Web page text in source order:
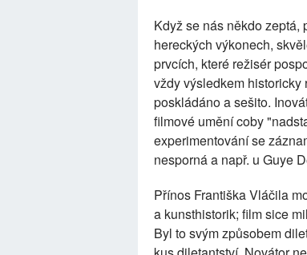
Když se nás někdo
hereckých výkonech,
prvcích, které režisér
vždy výsledkem
poskládáno a sešito.
filmové umění coby
experimentování se
nesporná a např. u Guye
Přínos Františka Vláčila
a kunsthistorik; film sice
Byl to svým způsobem